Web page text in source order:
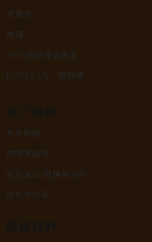
果實酒
啤酒
2026春節禮盒專區
KAVALAN / 噶瑪蘭
常見問題
詢問單說明
配送資訊/退換貨說明
隱私權政策